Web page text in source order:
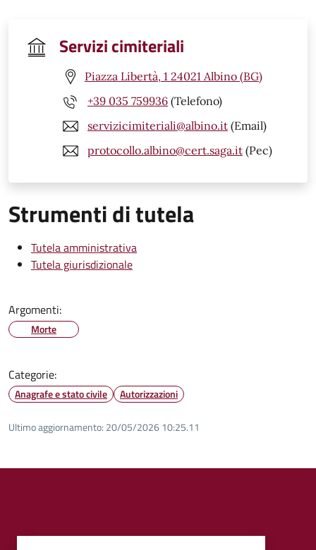
Servizi cimiteriali
Piazza Libertà, 1 24021 Albino (BG)
+39 035 759936 (Telefono)
servizicimiteriali@albino.it (Email)
protocollo.albino@cert.saga.it (Pec)
Strumenti di tutela
Tutela amministrativa
Tutela giurisdizionale
Argomenti:
Morte
Categorie:
Anagrafe e stato civile Autorizzazioni
Ultimo aggiornamento: 20/05/2026 10:25.11